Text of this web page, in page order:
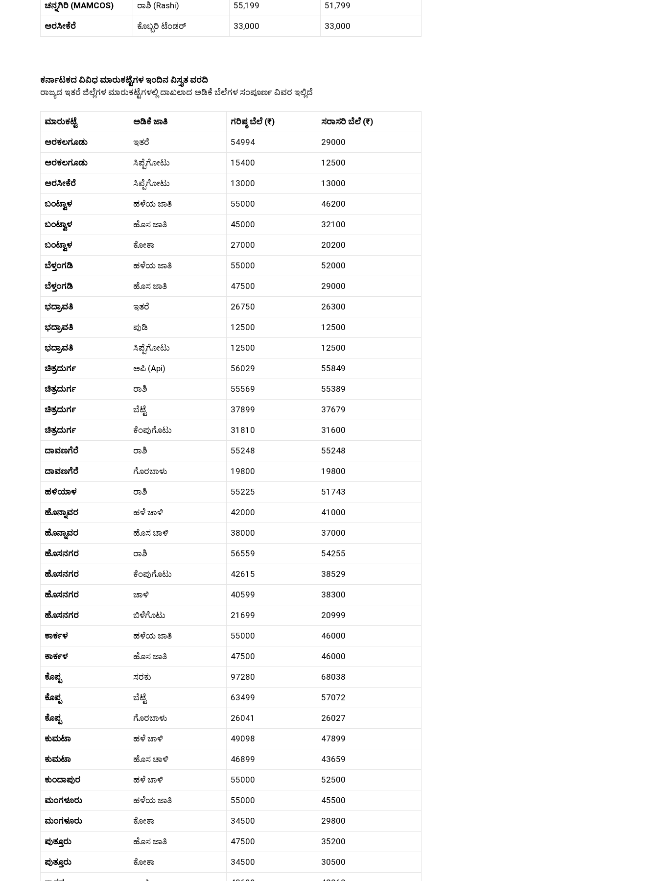
ಚನ್ನಗಿರಿ (MAMCOS) ರಾಶಿ (Rashi) 55,199 51,799
ಅರಸೀಕೆರೆ ಕೊಬ್ಬರಿ ಟೆಂಡರ್ 33,000 33,000
ಕರ್ನಾಟಕದ ವಿವಿಧ ಮಾರುಕಟ್ಟೆಗಳ ಇಂದಿನ ವಿಸ್ತೃತ ವರದಿ
ರಾಜ್ಯದ ಇತರೆ ಜಿಲ್ಲೆಗಳ ಮಾರುಕಟ್ಟೆಗಳಲ್ಲಿ ದಾಖಲಾದ ಅಡಿಕೆ ಬೆಲೆಗಳ ಸಂಪೂರ್ಣ ವಿವರ ಇಲ್ಲಿದೆ
ಮಾರುಕಟ್ಟೆ ಅಡಿಕೆ ಜಾತಿ ಗರಿಷ್ಠ ಬೆಲೆ (₹) ಸರಾಸರಿ ಬೆಲೆ (₹)
ಅರಕಲಗೂಡು ಇತರೆ 54994 29000
ಅರಕಲಗೂಡು ಸಿಪ್ಪೆಗೋಟು 15400 12500
ಅರಸೀಕೆರೆ ಸಿಪ್ಪೆಗೋಟು 13000 13000
ಬಂಟ್ವಾಳ ಹಳೆಯ ಜಾತಿ 55000 46200
ಬಂಟ್ವಾಳ ಹೊಸ ಜಾತಿ 45000 32100
ಬಂಟ್ವಾಳ ಕೋಕಾ 27000 20200
ಬೆಳ್ತಂಗಡಿ ಹಳೆಯ ಜಾತಿ 55000 52000
ಬೆಳ್ತಂಗಡಿ ಹೊಸ ಜಾತಿ 47500 29000
ಭದ್ರಾವತಿ ಇತರೆ 26750 26300
ಭದ್ರಾವತಿ ಪುಡಿ 12500 12500
ಭದ್ರಾವತಿ ಸಿಪ್ಪೆಗೋಟು 12500 12500
ಚಿತ್ರದುರ್ಗ ಅಪಿ (Api) 56029 55849
ಚಿತ್ರದುರ್ಗ ರಾಶಿ 55569 55389
ಚಿತ್ರದುರ್ಗ ಬೆಟ್ಟೆ 37899 37679
ಚಿತ್ರದುರ್ಗ ಕೆಂಪುಗೊಟು 31810 31600
ದಾವಣಗೆರೆ ರಾಶಿ 55248 55248
ದಾವಣಗೆರೆ ಗೊರಬಾಳು 19800 19800
ಹಳಿಯಾಳ ರಾಶಿ 55225 51743
ಹೊನ್ನಾವರ ಹಳೆ ಚಾಳಿ 42000 41000
ಹೊನ್ನಾವರ ಹೊಸ ಚಾಳಿ 38000 37000
ಹೊಸನಗರ ರಾಶಿ 56559 54255
ಹೊಸನಗರ ಕೆಂಪುಗೊಟು 42615 38529
ಹೊಸನಗರ ಚಾಳಿ 40599 38300
ಹೊಸನಗರ ಬಿಳೆಗೊಟು 21699 20999
ಕಾರ್ಕಳ ಹಳೆಯ ಜಾತಿ 55000 46000
ಕಾರ್ಕಳ ಹೊಸ ಜಾತಿ 47500 46000
ಕೊಪ್ಪ ಸರಕು 97280 68038
ಕೊಪ್ಪ ಬೆಟ್ಟೆ 63499 57072
ಕೊಪ್ಪ ಗೊರಬಾಳು 26041 26027
ಕುಮಟಾ ಹಳೆ ಚಾಳಿ 49098 47899
ಕುಮಟಾ ಹೊಸ ಚಾಳಿ 46899 43659
ಕುಂದಾಪುರ ಹಳೆ ಚಾಳಿ 55000 52500
ಮಂಗಳೂರು ಹಳೆಯ ಜಾತಿ 55000 45500
ಮಂಗಳೂರು ಕೋಕಾ 34500 29800
ಪುತ್ತೂರು ಹೊಸ ಜಾತಿ 47500 35200
ಪುತ್ತೂರು ಕೋಕಾ 34500 30500